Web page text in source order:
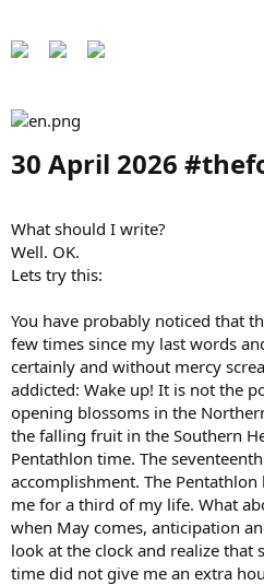
30 April 2026
What should I write?
Well. OK.
Lets try this:
You have probably noticed that
few times since my last words
certainly and without mercy
addicted: Wake up! It is not the
opening blossoms in the
the falling fruit in the Southern
Pentathlon time. The
accomplishment. The Pentathlon
me for a third of my life. What
when May comes, anticipation
look at the clock and realize
time did not give me an extra